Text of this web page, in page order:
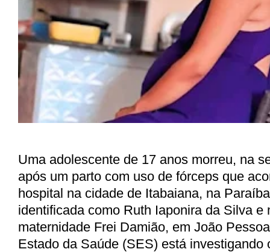
Uma adolescente de 17 anos morreu, na
após um parto com uso de fórceps que
hospital na cidade de Itabaiana, na
identificada como Ruth Iaponira da Silva e
maternidade Frei Damião, em João
Estado da Saúde (SES) está investigando